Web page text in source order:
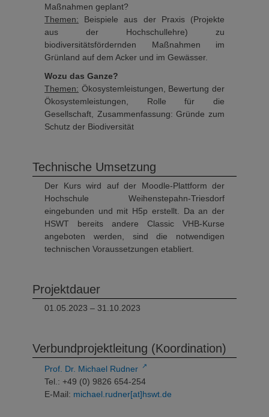
Maßnahmen geplant?
Themen: Beispiele aus der Praxis (Projekte
aus der Hochschullehre) zu
biodiversitätsfördernden Maßnahmen im
Grünland auf dem Acker und im Gewässer.
Wozu das Ganze?
Themen: Ökosystemleistungen, Bewertung der
Ökosystemleistungen, Rolle für die
Gesellschaft, Zusammenfassung: Gründe zum
Schutz der Biodiversität
Technische Umsetzung
Der Kurs wird auf der Moodle-Plattform der
Hochschule Weihenstepahn-Triesdorf
eingebunden und mit H5p erstellt. Da an der
HSWT bereits andere Classic VHB-Kurse
angeboten werden, sind die notwendigen
technischen Voraussetzungen etabliert.
Projektdauer
01.05.2023 – 31.10.2023
Verbundprojektleitung (Koordination)
Prof. Dr. Michael Rudner ↗
Tel.: +49 (0) 9826 654-254
E-Mail: michael.rudner[at]hswt.de